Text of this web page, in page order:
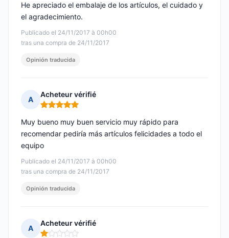
Publicado el 24/11/2017 à 00h00
tras una compra de 24/11/2017
He apreciado el embalaje de los artículos, el cuidado y
el agradecimiento.
Opinión traducida
A
Acheteur vérifié
Nota: 5 de 5
Publicado el 24/11/2017 à 00h00
tras una compra de 24/11/2017
Muy bueno muy buen servicio muy rápido para
recomendar pediría más artículos felicidades a todo el
equipo
Opinión traducida
A
Acheteur vérifié